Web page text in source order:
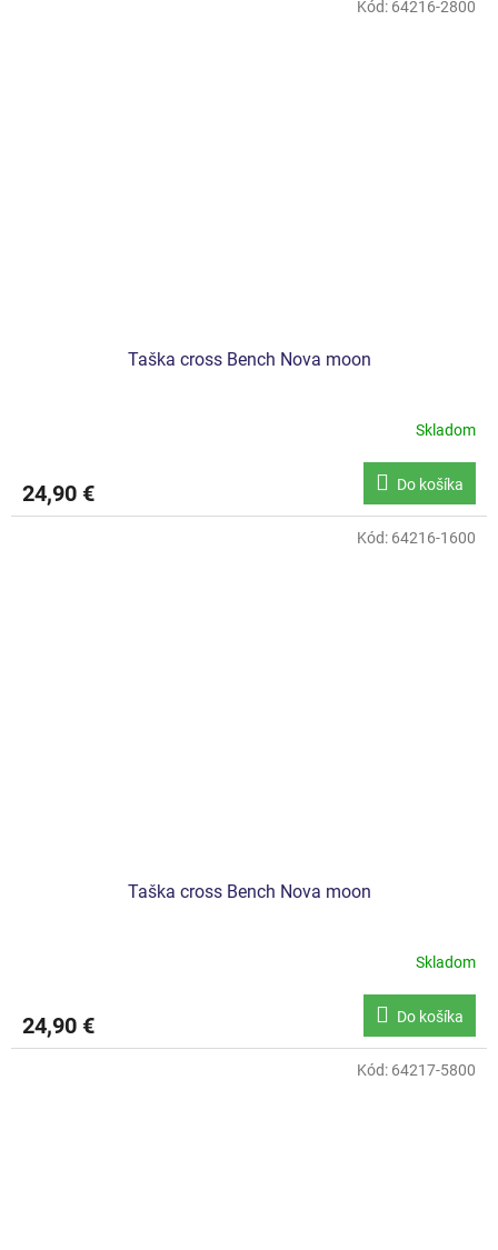
Taška cross Bench Nova moon
Skladom
24,90 € Do košíka
Kód: 64216-2800
Taška cross Bench Nova moon
Skladom
24,90 € Do košíka
Kód: 64216-1600
Kód: 64217-5800